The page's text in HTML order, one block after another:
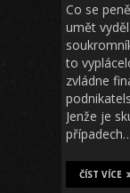
Co se
umět
to
zvládne
Jenže je
ČÍST VÍCE